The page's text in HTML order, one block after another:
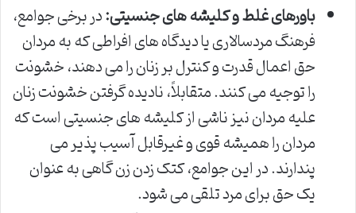
باورهای غلط و کلیشه های جنسیتی:در برخی جوامع،
فرهنگ مردسالاری یا دیدگاه های افراطی که به مردان
حق اعمال قدرت و کنترل بر زنان را می دهند، خشونت
را توجیه می کنند. متقابلاً، نادیده گرفتن خشونت زنان
علیه مردان نیز ناشی از کلیشه های جنسیتی است که
مردان را همیشه قوی و غیرقابل آسیب پذیر می
پندارند. در این جوامع، کتک زدن زن گاهی به عنوان
یک حق برای مرد تلقی می شود.